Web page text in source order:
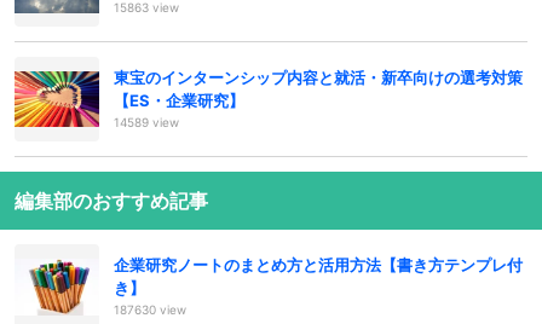
15863 view
東宝のインターンシップ内容と就活・新卒向けの選考対策
【ES・企業研究】
14589 view
編集部のおすすめ記事
企業研究ノートのまとめ方と活用方法【書き方テンプレ付
き】
187630 view